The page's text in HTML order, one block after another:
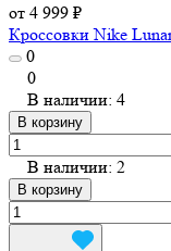
от 4 999 ₽
Кроссовки Nike
0
0
В наличии: 4
В корзину
В наличии: 2
В корзину